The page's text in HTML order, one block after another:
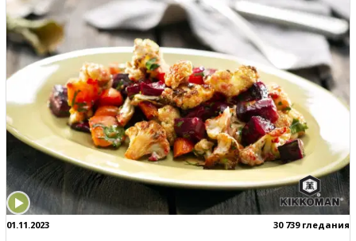
01.11.2023 30 739 гледания